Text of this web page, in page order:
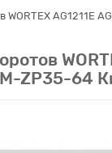
WORTEX AG1211E
ZP35-64